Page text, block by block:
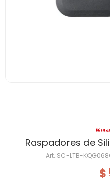
Raspadores de
SC-LTB-
$